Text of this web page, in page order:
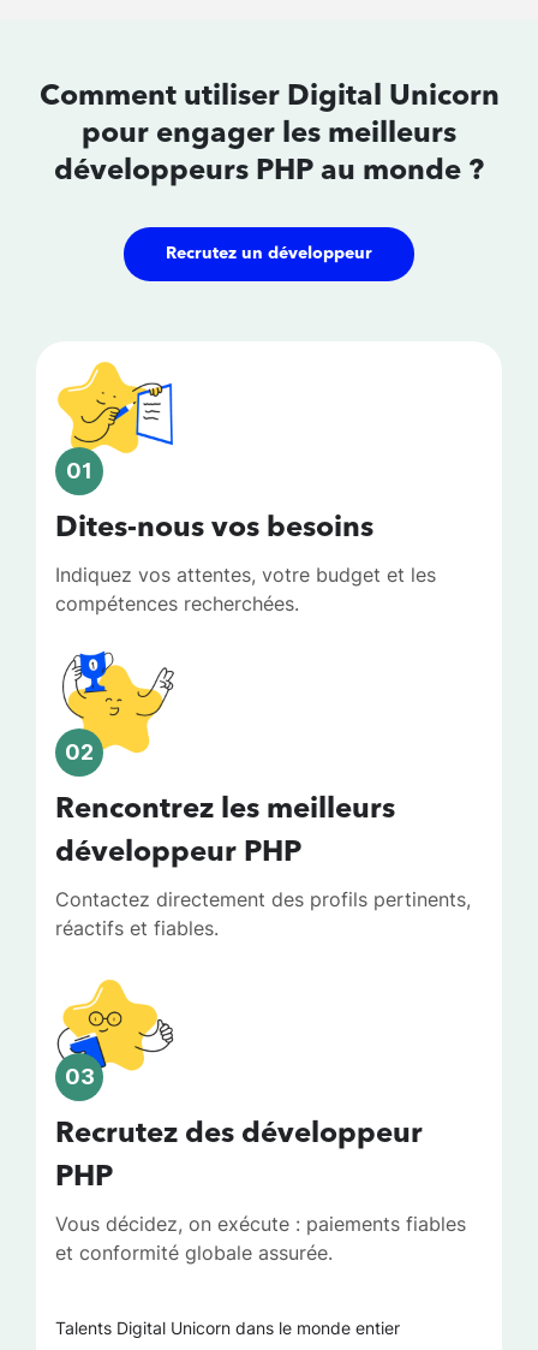
Comment utiliser Digital Unicorn
pour engager les meilleurs
développeurs PHP au monde ?
Recrutez un développeur
01
Dites-nous vos besoins
Indiquez vos attentes, votre budget et les
compétences recherchées.
02
Rencontrez les meilleurs
développeur PHP
Contactez directement des profils pertinents,
réactifs et fiables.
03
Recrutez des développeur
PHP
Vous décidez, on exécute : paiements fiables
et conformité globale assurée.
Talents Digital Unicorn dans le monde entier